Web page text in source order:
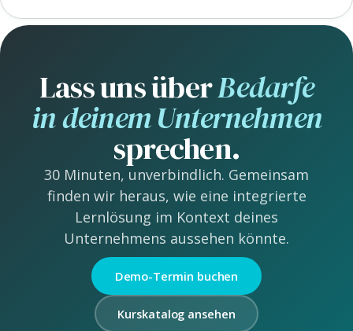
Lass uns überBedarfe
in deinem Unternehmen
sprechen.
30 Minuten, unverbindlich. Gemeinsam
finden wir heraus, wie eine integrierte
Lernlösung im Kontext deines
Unternehmens aussehen könnte.
Demo-Termin buchen
Kurskatalog ansehen